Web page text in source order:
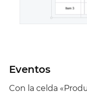
Eventos
Con la celda